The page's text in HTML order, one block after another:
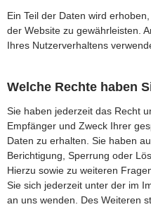
Ein Teil der Daten wird
der Website zu gewährleisten.
Ihres Nutzerverhaltens
Welche Rechte haben
Sie haben jederzeit das Recht
Empfänger und Zweck Ihrer
Daten zu erhalten. Sie haben
Berichtigung, Sperrung oder
Hierzu sowie zu weiteren
Sie sich jederzeit unter der im
an uns wenden. Des Weiteren